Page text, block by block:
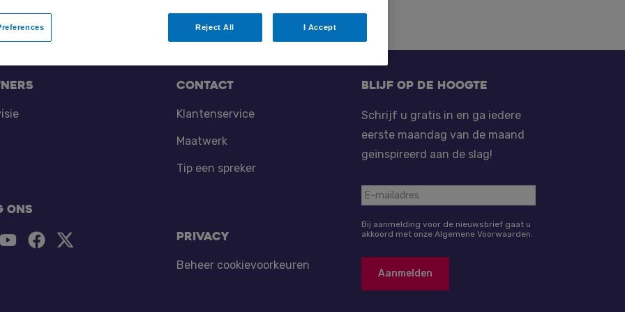
ons
Contact
Klantenservice
Maatwerk
Tip een spreker
Privacy
Beheer cookievoorkeuren
Blijf op de hoogte
Schrijf u gratis in en ga iedere
eerste maandag van de maand
geïnspireerd aan de slag!
Bij aanmelding voor de nieuwsbrief gaat u
akkoord met onze Algemene Voorwaarden.
Reject All I Accept